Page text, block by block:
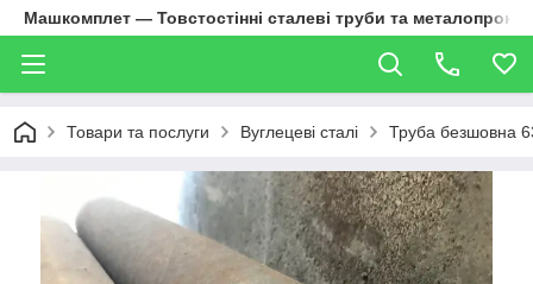
Машкомплет — Товстостінні сталеві труби та металопрокат
Товари та послуги Вуглецеві сталі Труба безшовна